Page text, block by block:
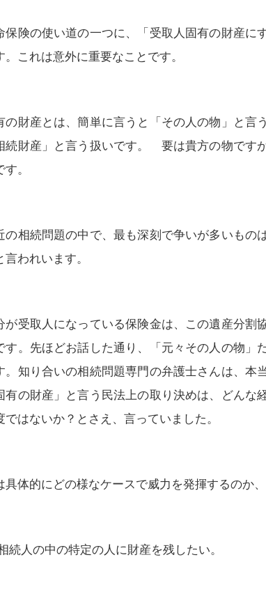
保険の使い道の一つに、「受取人固有の財産に
。これは意外に重要なことです。
の財産とは、簡単に言うと「その人の物」と言
続財産」と言う扱いです。 要は貴方の物です
。
の相続問題の中で、最も深刻で争いが多いもの
言われいます。
が受取人になっている保険金は、この遺産分割
す。先ほどお話した通り、「元々その人の物」
。知り合いの相続問題専門の弁護士さんは、本
有の財産」と言う民法上の取り決めは、どんな
ではないか？とさえ、言っていました。
具体的にどの様なケースで威力を発揮するのか
続人の中の特定の人に財産を残したい。